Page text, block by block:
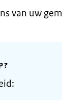
van uw